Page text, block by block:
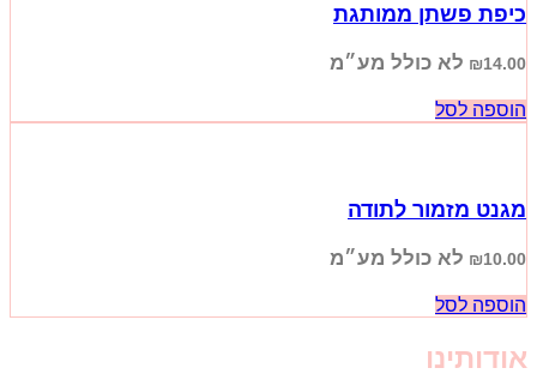
כיפת פשתן ממותגת
₪14.00 לא כולל מע״מ
הוספה לסל
מגנט מזמור לתודה
₪10.00 לא כולל מע״מ
הוספה לסל
אודותינו